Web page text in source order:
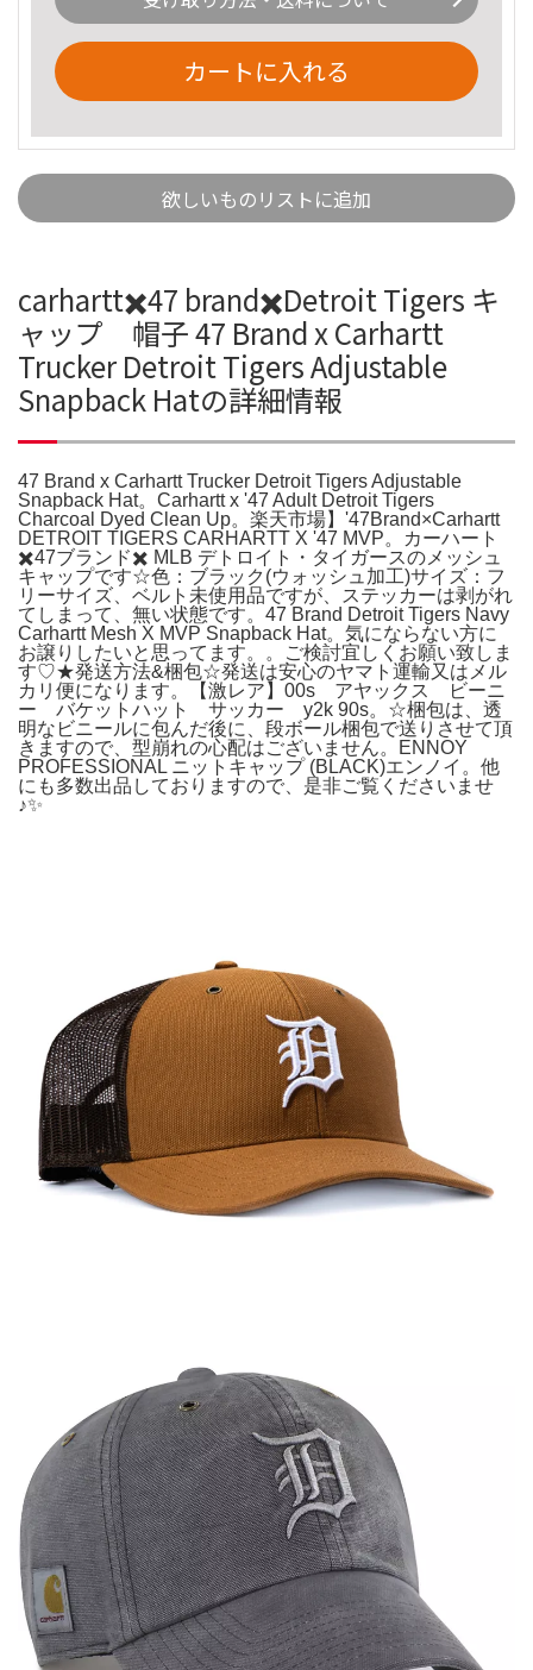
カートに入れる
欲しいものリストに追加
carhartt✖️47 brand✖️Detroit Tigers キ
ャップ 帽子 47 Brand x Carhartt
Trucker Detroit Tigers Adjustable
Snapback Hatの詳細情報
47 Brand x Carhartt Trucker Detroit Tigers Adjustable
Snapback Hat。Carhartt x '47 Adult Detroit Tigers
Charcoal Dyed Clean Up。楽天市場】'47Brand×Carhartt
DETROIT TIGERS CARHARTT X '47 MVP。カーハート
✖️47ブランド✖️ MLB デトロイト・タイガースのメッシュ
キャップです☆色：ブラック(ウォッシュ加工)サイズ：フ
リーサイズ、ベルト未使用品ですが、ステッカーは剥がれ
てしまって、無い状態です。47 Brand Detroit Tigers Navy
Carhartt Mesh X MVP Snapback Hat。気にならない方に
お譲りしたいと思ってます。。ご検討宜しくお願い致しま
す♡★発送方法&梱包☆発送は安心のヤマト運輸又はメル
カリ便になります。【激レア】00s アヤックス ビーニ
ー バケットハット サッカー y2k 90s。☆梱包は、透
明なビニールに包んだ後に、段ボール梱包で送りさせて頂
きますので、型崩れの心配はございません。ENNOY
PROFESSIONAL ニットキャップ (BLACK)エンノイ。他
にも多数出品しておりますので、是非ご覧くださいませ
♪✨